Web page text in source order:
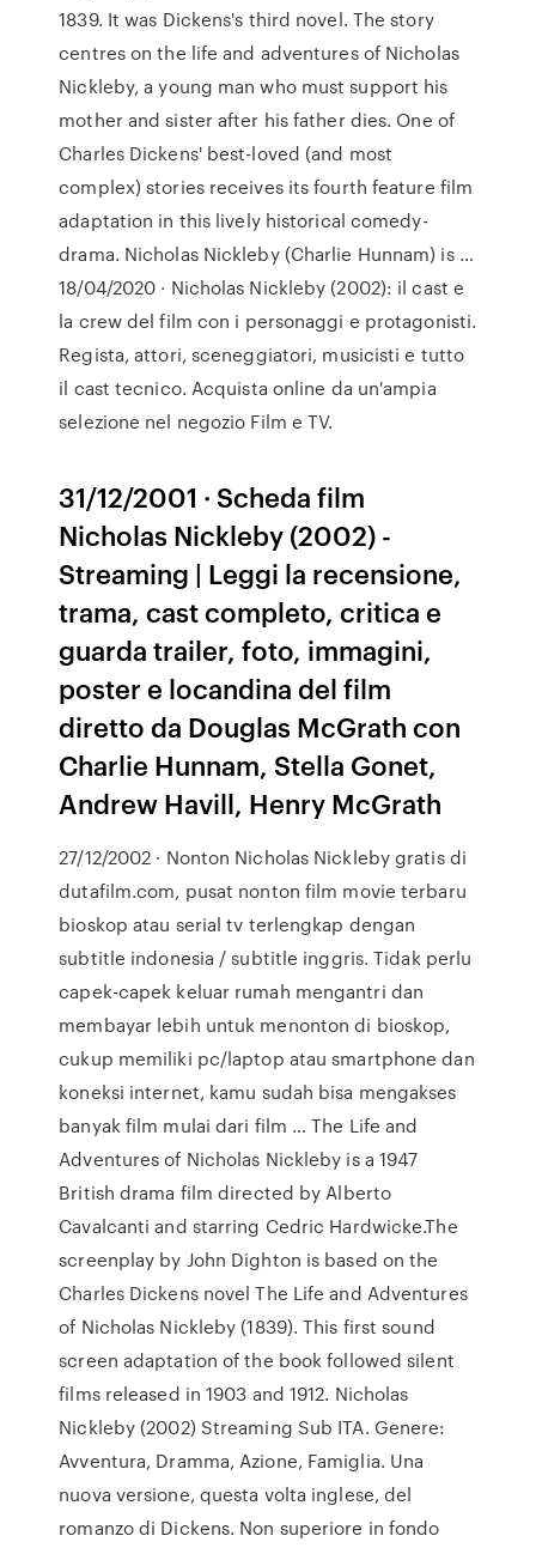
1839. It was Dickens's third novel. The story
centres on the life and adventures of Nicholas
Nickleby, a young man who must support his
mother and sister after his father dies. One of
Charles Dickens' best-loved (and most
complex) stories receives its fourth feature film
adaptation in this lively historical comedy-
drama. Nicholas Nickleby (Charlie Hunnam) is …
18/04/2020 · Nicholas Nickleby (2002): il cast e
la crew del film con i personaggi e protagonisti.
Regista, attori, sceneggiatori, musicisti e tutto
il cast tecnico. Acquista online da un'ampia
selezione nel negozio Film e TV.
31/12/2001 · Scheda film
Nicholas Nickleby (2002) -
Streaming | Leggi la recensione,
trama, cast completo, critica e
guarda trailer, foto, immagini,
poster e locandina del film
diretto da Douglas McGrath con
Charlie Hunnam, Stella Gonet,
Andrew Havill, Henry McGrath
27/12/2002 · Nonton Nicholas Nickleby gratis di
dutafilm.com, pusat nonton film movie terbaru
bioskop atau serial tv terlengkap dengan
subtitle indonesia / subtitle inggris. Tidak perlu
capek-capek keluar rumah mengantri dan
membayar lebih untuk menonton di bioskop,
cukup memiliki pc/laptop atau smartphone dan
koneksi internet, kamu sudah bisa mengakses
banyak film mulai dari film … The Life and
Adventures of Nicholas Nickleby is a 1947
British drama film directed by Alberto
Cavalcanti and starring Cedric Hardwicke.The
screenplay by John Dighton is based on the
Charles Dickens novel The Life and Adventures
of Nicholas Nickleby (1839). This first sound
screen adaptation of the book followed silent
films released in 1903 and 1912. Nicholas
Nickleby (2002) Streaming Sub ITA. Genere:
Avventura, Dramma, Azione, Famiglia. Una
nuova versione, questa volta inglese, del
romanzo di Dickens. Non superiore in fondo